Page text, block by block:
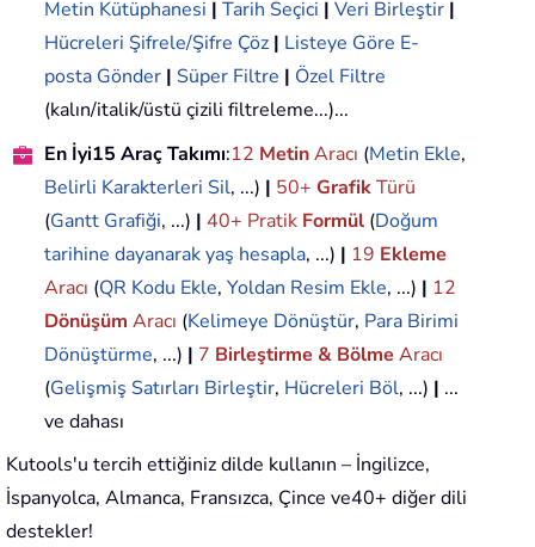
Metin Kütüphanesi | Tarih Seçici | Veri Birleştir |
Hücreleri Şifrele/Şifre Çöz | Listeye Göre E-
posta Gönder | Süper Filtre | Özel Filtre
(kalın/italik/üstü çizili filtreleme...)...
En İyi15 Araç Takımı:12 MetinAracı (Metin Ekle,
Belirli Karakterleri Sil, ...) | 50+ GrafikTürü
(Gantt Grafiği, ...) | 40+ Pratik Formül (Doğum
tarihine dayanarak yaş hesapla, ...) | 19 Ekleme
Aracı (QR Kodu Ekle, Yoldan Resim Ekle, ...) | 12
Dönüşüm Aracı (Kelimeye Dönüştür, Para Birimi
Dönüştürme, ...) | 7 Birleştirme & Bölme Aracı
(Gelişmiş Satırları Birleştir, Hücreleri Böl, ...) | ...
ve dahası
Kutools'u tercih ettiğiniz dilde kullanın – İngilizce,
İspanyolca, Almanca, Fransızca, Çince ve40+ diğer dili
destekler!